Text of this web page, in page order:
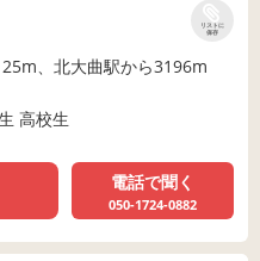
リストに
保存
、北大曲駅から3196m
高校生
電話で聞く
050-1724-0882